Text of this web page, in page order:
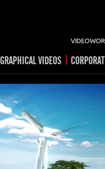
GRAPHICAL VIDEOS |